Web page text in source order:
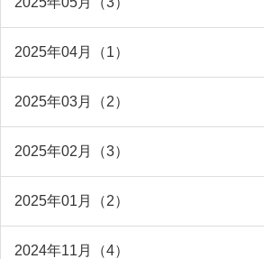
2025年04月（1）
2025年03月（2）
2025年02月（3）
2025年01月（2）
2024年11月（4）